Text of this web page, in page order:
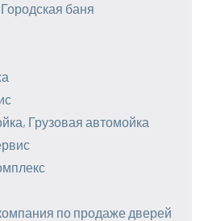
баня
Грузовая автомойка
по продаже дверей